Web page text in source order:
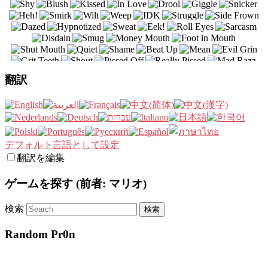
翻訳
デフォルト言語として設定
翻訳を編集
ゲームを探す (前者: マリオ)
検索
Random Pr0n